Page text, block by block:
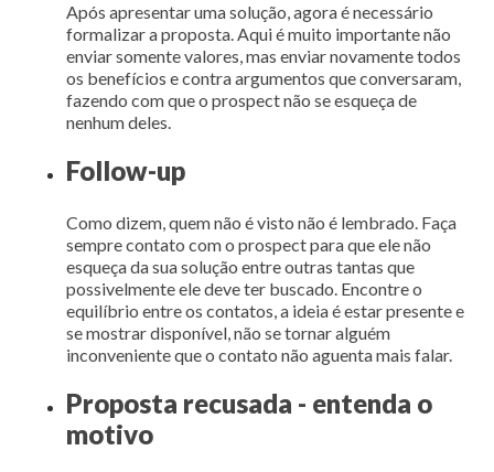
Após apresentar uma solução, agora é necessário
formalizar a proposta. Aqui é muito importante não
enviar somente valores, mas enviar novamente todos
os benefícios e contra argumentos que conversaram,
fazendo com que o prospect não se esqueça de
nenhum deles.
Follow-up
Como dizem, quem não é visto não é lembrado. Faça
sempre contato com o prospect para que ele não
esqueça da sua solução entre outras tantas que
possivelmente ele deve ter buscado. Encontre o
equilíbrio entre os contatos, a ideia é estar presente e
se mostrar disponível, não se tornar alguém
inconveniente que o contato não aguenta mais falar.
Proposta recusada - entenda o
motivo